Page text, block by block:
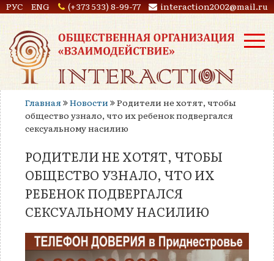
РУС ENG (+373 533) 8-99-77 interaction2002@mail.ru
Главная Новости
Родители не хотят, чтобы
общество узнало, что их ребенок подвергался
сексуальному насилию
РОДИТЕЛИ НЕ ХОТЯТ, ЧТОБЫ
ОБЩЕСТВО УЗНАЛО, ЧТО ИХ
РЕБЕНОК ПОДВЕРГАЛСЯ
СЕКСУАЛЬНОМУ НАСИЛИЮ